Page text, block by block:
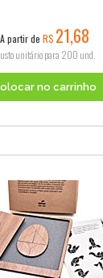
A partir de R$ 21,68
unitário para 200 und.
no carrinho